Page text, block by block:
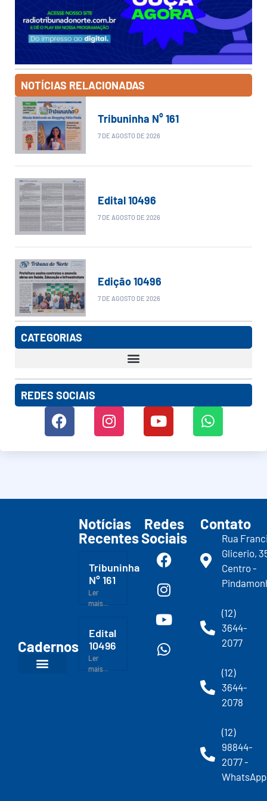
NOTÍCIAS RELACIONADAS
Tribuninha N° 161
7 DE AGOSTO DE 2026
Edital 10496
7 DE AGOSTO DE 2026
Edição 10496
7 DE AGOSTO DE 2026
CATEGORIAS
REDES SOCIAIS
Cadernos
Notícias
Recentes
Tribuninha
N° 161
Ler
mais...
Edital
10496
Ler
mais...
Redes
Sociais
Contato
Rua
Glicerio,
Centro -
(12)
3644-
2077
(12)
3644-
2078
(12)
98844-
2077 -
WhatsApp